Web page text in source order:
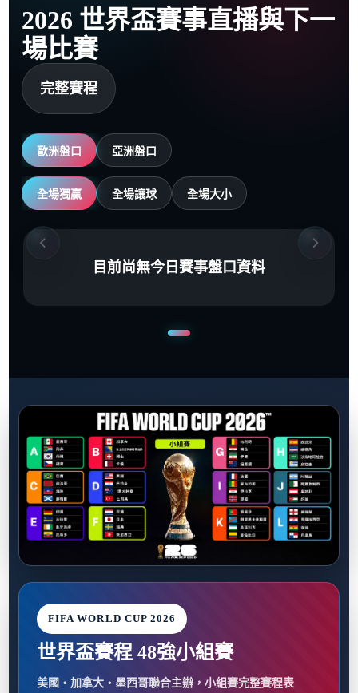
2026 世界盃賽事直播與下一
場比賽
完整賽程
歐洲盤口 亞洲盤口
全場獨贏 全場讓球 全場大小
目前尚無今日賽事盤口資料
FIFA WORLD CUP 2026
世界盃賽程 48強小組賽
美國・加拿大・墨西哥聯合主辦，小組賽完整賽程表